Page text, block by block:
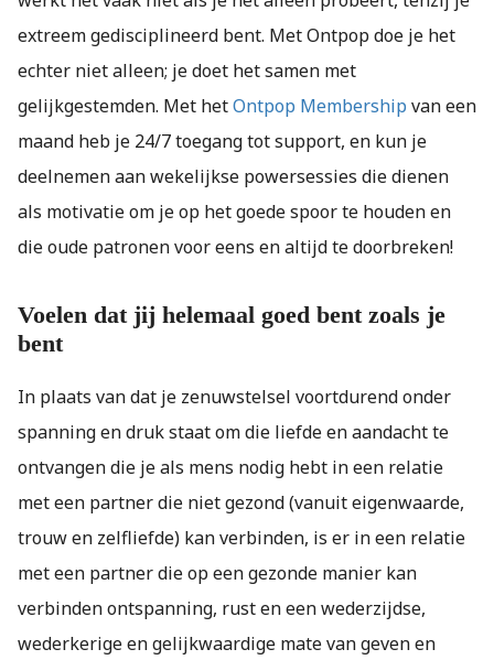
extreem gedisciplineerd bent. Met Ontpop doe je het
echter niet alleen; je doet het samen met
gelijkgestemden. Met hetOntpop Membership van een
maand heb je 24/7 toegang tot support, en kun je
deelnemen aan wekelijkse powersessies die dienen
als motivatie om je op het goede spoor te houden en
die oude patronen voor eens en altijd te doorbreken!
Voelen dat jij helemaal goed bent zoals je
bent
In plaats van dat je zenuwstelsel voortdurend onder
spanning en druk staat om die liefde en aandacht te
ontvangen die je als mens nodig hebt in een relatie
met een partner die niet gezond (vanuit eigenwaarde,
trouw en zelfliefde) kan verbinden, is er in een relatie
met een partner die op een gezonde manier kan
verbinden ontspanning, rust en een wederzijdse,
wederkerige en gelijkwaardige mate van geven en